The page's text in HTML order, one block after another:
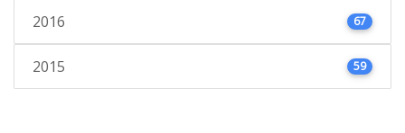
2016 67
2015 59